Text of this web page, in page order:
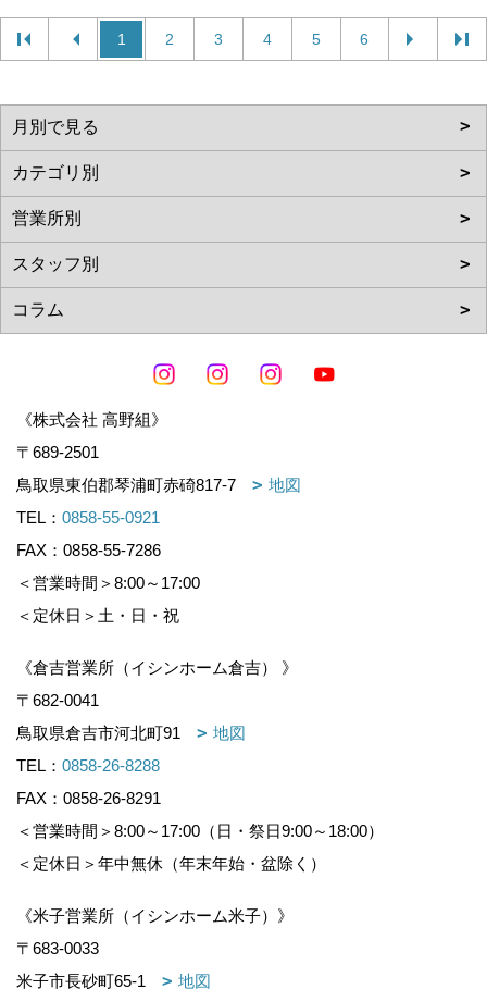
1 2 3 4 5 6
《株式会社 高野組》
〒689-2501
鳥取県東伯郡琴浦町赤碕817-7
地図
TEL： 0858-55-0921
FAX：0858-55-7286
＜営業時間＞8:00～17:00
＜定休日＞土・日・祝
《倉吉営業所（イシンホーム倉吉） 》
〒682-0041
鳥取県倉吉市河北町91
地図
TEL： 0858-26-8288
FAX：0858-26-8291
＜営業時間＞8:00～17:00（日・祭日9:00～18:00）
＜定休日＞年中無休（年末年始・盆除く）
《米子営業所（イシンホーム米子）》
〒683-0033
米子市長砂町65-1
地図